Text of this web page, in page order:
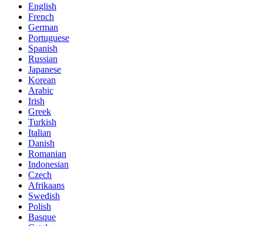
English
French
German
Portuguese
Spanish
Russian
Japanese
Korean
Arabic
Irish
Greek
Turkish
Italian
Danish
Romanian
Indonesian
Czech
Afrikaans
Swedish
Polish
Basque